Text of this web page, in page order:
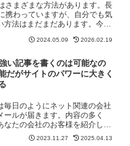
さまざまな方法があります。長
携わっていますが、自分でも気
方法はまだまだあります。今回
サイトよりも弱いライバルサイ
狙う」といった...
2024.05.09 2026.02.19
い記事を書くのは可能なの
だがサイトのパワーに大きく
毎日のようにネット関連の会社
ールが届きます。内容の多く
なたの会社のお客様を紹介して
」といったものです。そしてそ
「SEOに強い記事を書けます」
2023.11.27 2025.04.13